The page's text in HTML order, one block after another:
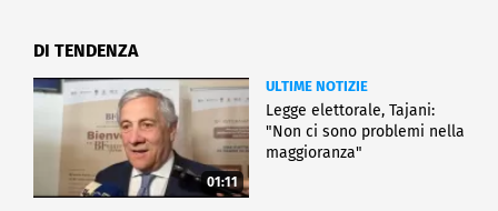
DI TENDENZA
01:11
ULTIME NOTIZIE
Legge elettorale, Tajani:
"Non ci sono problemi nella
maggioranza"